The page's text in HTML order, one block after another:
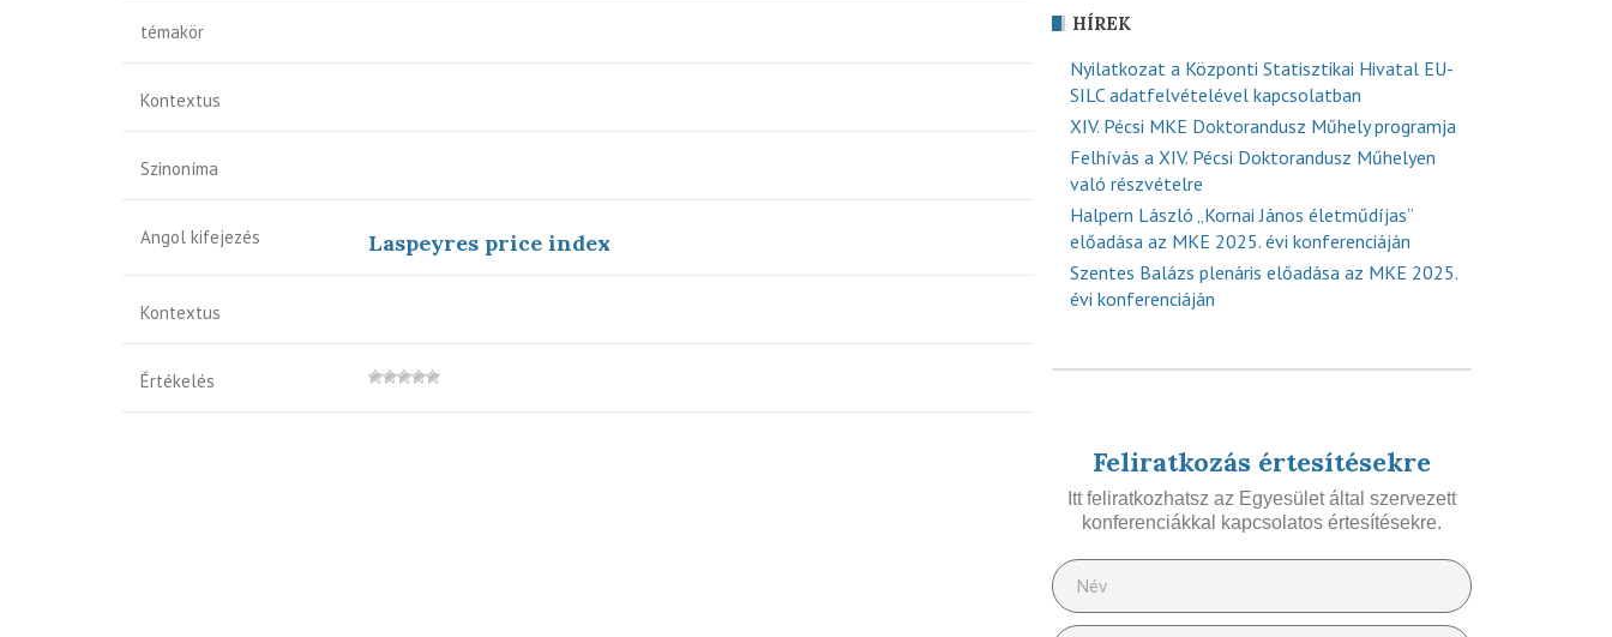
témakör
Kontextus
Szinoníma
Angol kifejezés Laspeyres price index
Kontextus
Értékelés
HÍREK
Nyilatkozat a Központi Statisztikai Hivatal EU-
SILC adatfelvételével kapcsolatban
XIV. Pécsi MKE Doktorandusz Műhely programja
Felhívás a XIV. Pécsi Doktorandusz Műhelyen
való részvételre
Halpern László „Kornai János életműdíjas”
előadása az MKE 2025. évi konferenciáján
Szentes Balázs plenáris előadása az MKE 2025.
évi konferenciáján
Feliratkozás értesítésekre
Itt feliratkozhatsz az Egyesület által szervezett
konferenciákkal kapcsolatos értesítésekre.